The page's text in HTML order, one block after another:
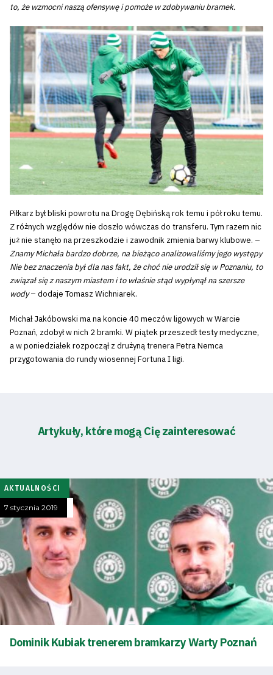
to, że wzmocni naszą ofensywę i pomoże w zdobywaniu bramek.
Piłkarz był bliski powrotu na Drogę Dębińską rok temu i pół roku temu.
Z różnych względów nie doszło wówczas do transferu. Tym razem nic
już nie stanęło na przeszkodzie i zawodnik zmienia barwy klubowe. –
Znamy Michała bardzo dobrze, na bieżąco analizowaliśmy jego występy
Nie bez znaczenia był dla nas fakt, że choć nie urodził się w Poznaniu, to
związał się z naszym miastem i to właśnie stąd wypłynął na szersze
wody– dodaje Tomasz Wichniarek.
Michał Jakóbowski ma na koncie 40 meczów ligowych w Warcie
Poznań, zdobył w nich 2 bramki. W piątek przeszedł testy medyczne,
a w poniedziałek rozpoczął z drużyną trenera Petra Nemca
przygotowania do rundy wiosennej Fortuna I ligi.
Artykuły, które mogą Cię zainteresować
AKTUALNOŚCI
7 stycznia 2019
Dominik Kubiak trenerem bramkarzy Warty Poznań